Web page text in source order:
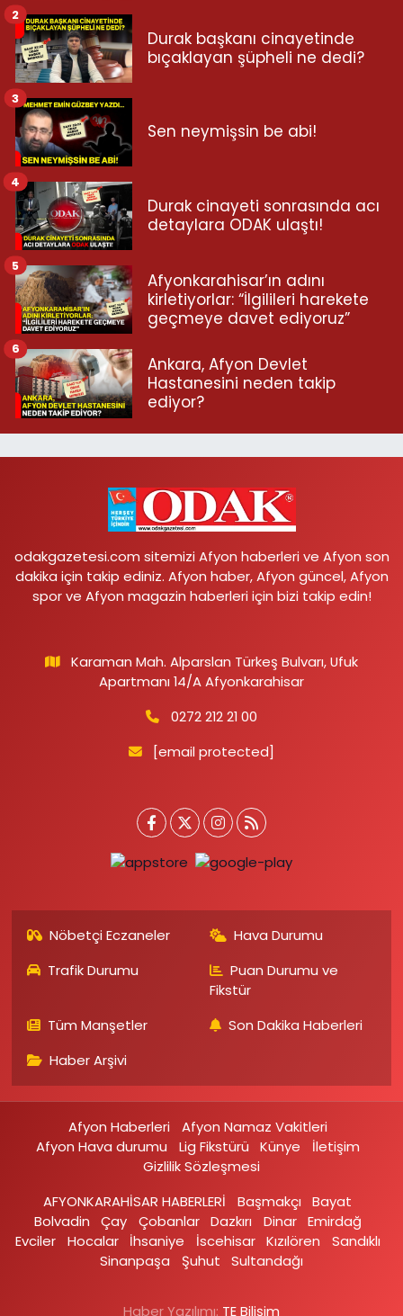
Durak başkanı cinayetinde
bıçaklayan şüpheli ne dedi?
2
Sen neymişsin be abi!
3
Durak cinayeti sonrasında acı
detaylara ODAK ulaştı!
4
Afyonkarahisar’ın adını
kirletiyorlar: “İlgilileri harekete
geçmeye davet ediyoruz”
5
Ankara, Afyon Devlet
Hastanesini neden takip
ediyor?
6
odakgazetesi.com sitemizi Afyon haberleri ve Afyon son
dakika için takip ediniz. Afyon haber, Afyon güncel, Afyon
spor ve Afyon magazin haberleri için bizi takip edin!
Karaman Mah. Alparslan Türkeş Bulvarı, Ufuk
Apartmanı 14/A Afyonkarahisar
0272 212 21 00
[email protected]
Nöbetçi Eczaneler
Hava Durumu
Trafik Durumu
Puan Durumu ve
Fikstür
Tüm Manşetler
Son Dakika Haberleri
Haber Arşivi
Afyon Haberleri
Afyon Namaz Vakitleri
Afyon Hava durumu
Lig Fikstürü Künye
İletişim
Gizlilik Sözleşmesi
AFYONKARAHİSAR HABERLERİ
Başmakçı
Bayat
Bolvadin
Çay Çobanlar Dazkırı Dinar Emirdağ‎
Evciler‎
Hocalar İhsaniye‎ İscehisar Kızılören‎
Sandıklı‎
Sinanpaşa
Şuhut Sultandağı
Haber Yazılımı: TE Bilişim